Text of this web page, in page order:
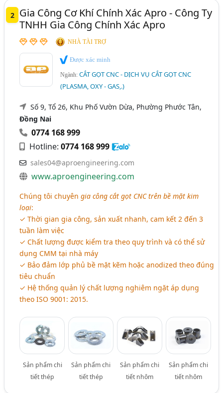
2
Gia Công Cơ Khí Chính Xác Apro - Công Ty
TNHH Gia Công Chính Xác Apro
NHÀ TÀI TRỢ
Được xác minh
Ngành:CẮT GỌT CNC - DỊCH VỤ CẮT GỌT CNC
(PLASMA, OXY - GAS,.)
Số 9, Tổ 26, Khu Phố Vườn Dừa, Phường Phước Tân,
Đồng Nai
0774 168 999
Hotline:0774 168 999
sales04@aproengineering.com
www.aproengineering.com
Chúng tôi chuyêngia công cắt gọt CNC trên bề mặt kim
loại:
✓ Thời gian gia công, sản xuất nhanh, cam kết 2 đến 3
tuần làm việc
✓ Chất lượng được kiểm tra theo quy trình và có thể sử
dụng CMM tại nhà máy
✓ Bảo đảm lớp phủ bề mặt kẽm hoặc anodized theo đúng
tiêu chuẩn
✓ Hệ thống quản lý chất lượng nghiêm ngặt áp dụng
theo ISO 9001: 2015.
Sản phẩm chi
tiết thép
Sản phẩm chi
tiết thép
Sản phẩm chi
tiết nhôm
Sản phẩm chi
tiết nhôm